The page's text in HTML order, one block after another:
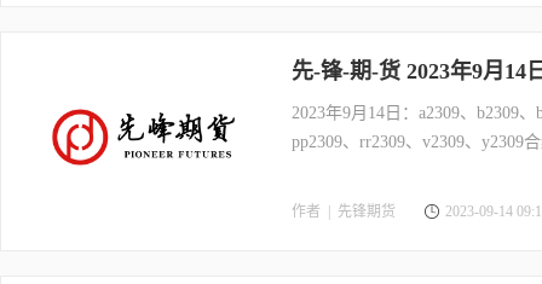
先-锋-期-货 2023年9月14
2023年9月14日：a2309、b2309
pp2309、rr2309、v2309、y2309
作者 | 先锋期货 2023-09-14